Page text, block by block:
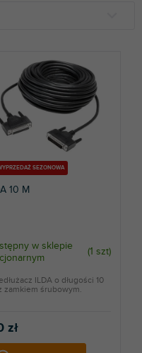
SEZONOWA
10 M
w sklepie
(1 szt)
zł
ILDA o długości 10
zamkiem śrubowym.